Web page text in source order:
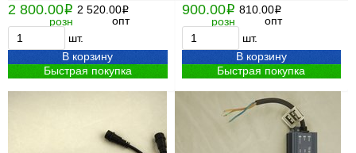
2 800.00i
розн
2 520.00i
опт
шт.
В корзину
Быстрая покупка
900.00i
розн
810.00i
опт
шт.
В корзину
Быстрая покупка